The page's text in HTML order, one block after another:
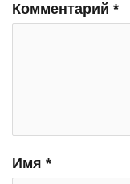
Комментарий *
Имя *